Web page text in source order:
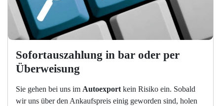
Sofortauszahlung in bar oder per
Überweisung
Sie gehen bei uns im Autoexport kein Risiko ein. Sobald
wir uns über den Ankaufspreis einig geworden sind, holen